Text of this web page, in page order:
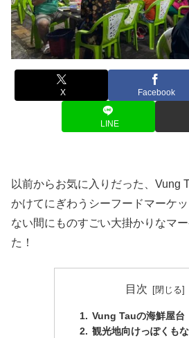
X Facebook
LINE
以前からお気に入りだった、Vung
かけてにぎわうシーフードマーケ
ない間にものすごい大掛かりなマ
た！
目次
Vung Tauの海鮮屋
観光地向けっぽくも